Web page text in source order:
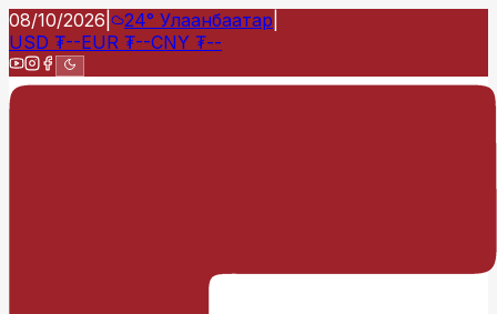
08/10/2026 24° Улаанбаатар
USD ₮--EUR ₮--CNY ₮--